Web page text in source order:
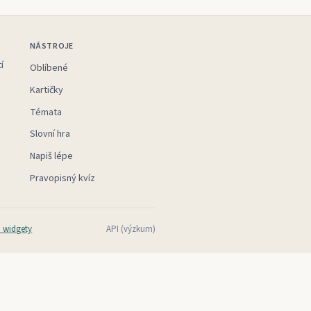
NÁSTROJE
Oblíbené
Kartičky
Témata
Slovní hra
Napiš lépe
Pravopisný kvíz
widgety API (výzkum)